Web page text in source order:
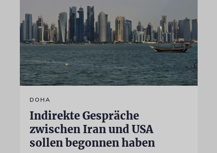
DOHA
Indirekte Gespräche
zwischen Iran und USA
sollen begonnen haben